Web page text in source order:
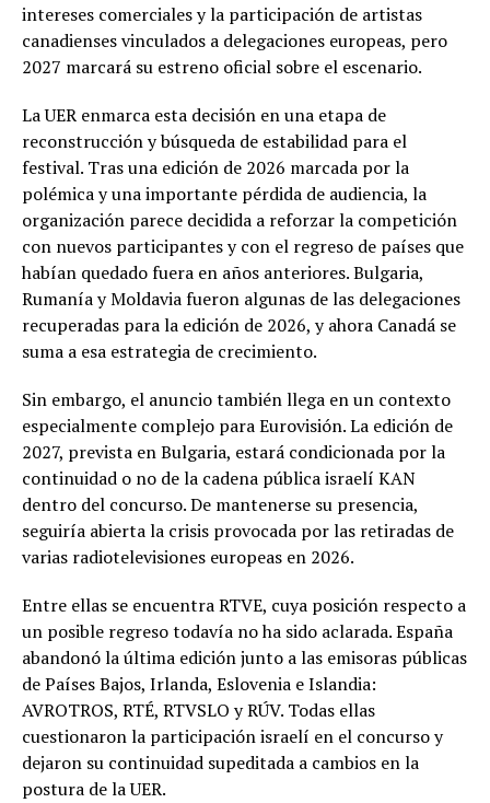
intereses comerciales y la participación de artistas
canadienses vinculados a delegaciones europeas, pero
2027 marcará su estreno oficial sobre el escenario.
La UER enmarca esta decisión en una etapa de
reconstrucción y búsqueda de estabilidad para el
festival. Tras una edición de 2026 marcada por la
polémica y una importante pérdida de audiencia, la
organización parece decidida a reforzar la competición
con nuevos participantes y con el regreso de países que
habían quedado fuera en años anteriores. Bulgaria,
Rumanía y Moldavia fueron algunas de las delegaciones
recuperadas para la edición de 2026, y ahora Canadá se
suma a esa estrategia de crecimiento.
Sin embargo, el anuncio también llega en un contexto
especialmente complejo para Eurovisión. La edición de
2027, prevista en Bulgaria, estará condicionada por la
continuidad o no de la cadena pública israelí KAN
dentro del concurso. De mantenerse su presencia,
seguiría abierta la crisis provocada por las retiradas de
varias radiotelevisiones europeas en 2026.
Entre ellas se encuentra RTVE, cuya posición respecto a
un posible regreso todavía no ha sido aclarada. España
abandonó la última edición junto a las emisoras públicas
de Países Bajos, Irlanda, Eslovenia e Islandia:
AVROTROS, RTÉ, RTVSLO y RÚV. Todas ellas
cuestionaron la participación israelí en el concurso y
dejaron su continuidad supeditada a cambios en la
postura de la UER.